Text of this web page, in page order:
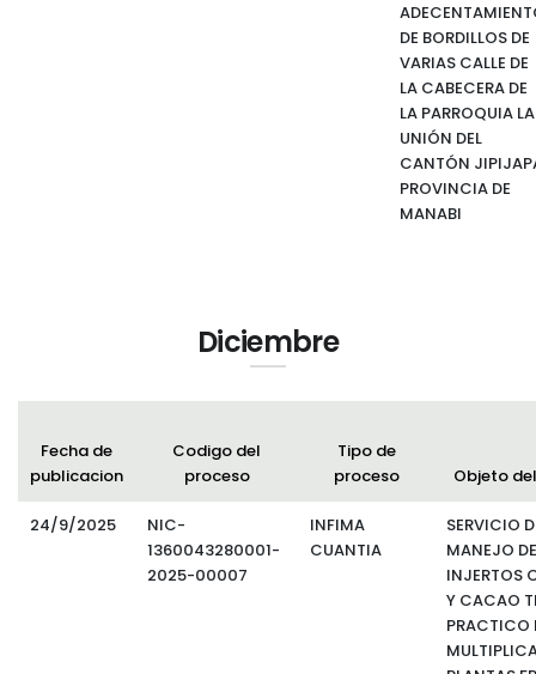
DE BORDILLOS DE
VARIAS CALLE DE
LA CABECERA DE
LA PARROQUIA LA
UNIÓN DEL
CANTÓN
PROVINCIA DE
MANABI
Diciembre
Fecha de
publicacion
Codigo del
proceso
Tipo de
proceso
Objeto
24/9/2025
NIC-
1360043280001-
2025-00007
INFIMA
CUANTIA
SERVICIO
MANEJO DE
INJERTOS
Y CACAO
PRACTICO